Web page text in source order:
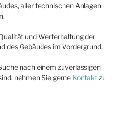
aller technischen Anlagen
und Werterhaltung der
des Gebäudes im Vordergrund.
nach einem zuverlässigen
nehmen Sie gerne Kontakt zu